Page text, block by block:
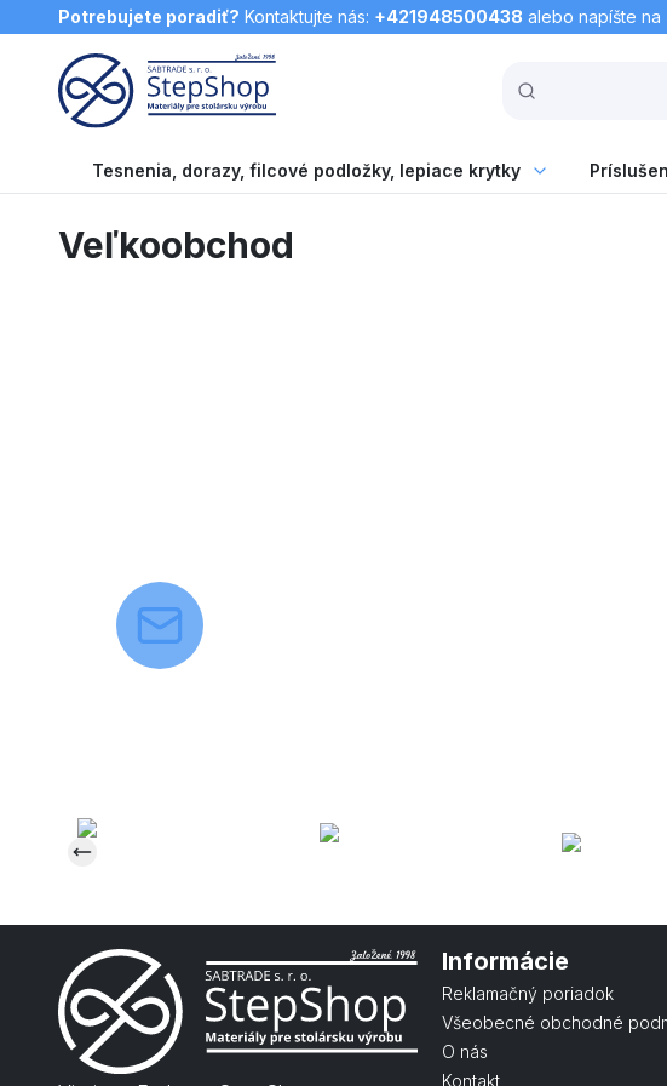
Potrebujete poradiť? Kontaktujte nás: +421948500438 alebo napíšte na
Tesnenia, dorazy, filcové podložky, lepiace krytky
Veľkoobchod
Informácie
Reklamačný poriadok
Všeobecné obchodné
O nás
Kontakt